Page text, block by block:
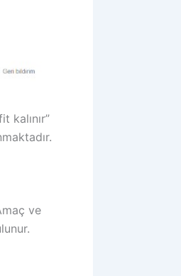
kalınır”
ve